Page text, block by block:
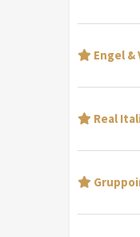
Engel &
Real